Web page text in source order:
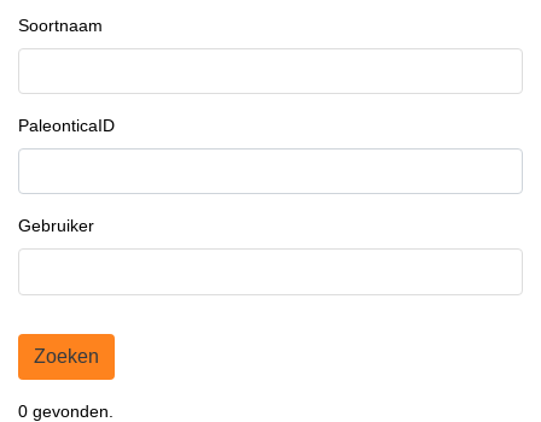
Soortnaam
PaleonticaID
Gebruiker
Zoeken
0 gevonden.